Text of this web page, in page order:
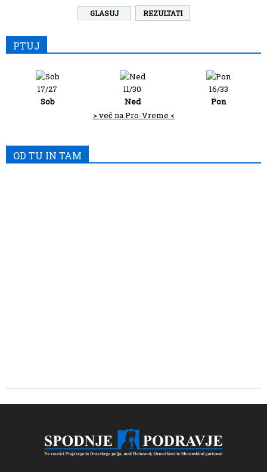
REZULTATI
PTUJ
17/27
Sob
11/30
Ned
16/33
Pon
> več na Pro-Vreme <
OD TU IN TAM